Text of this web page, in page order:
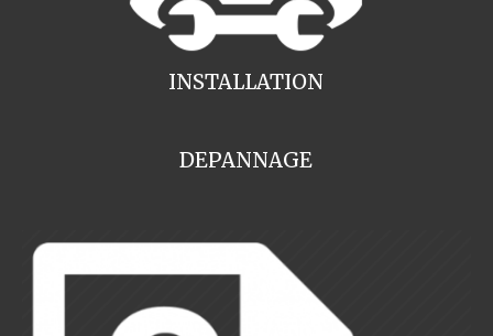
INSTALLATION
DEPANNAGE